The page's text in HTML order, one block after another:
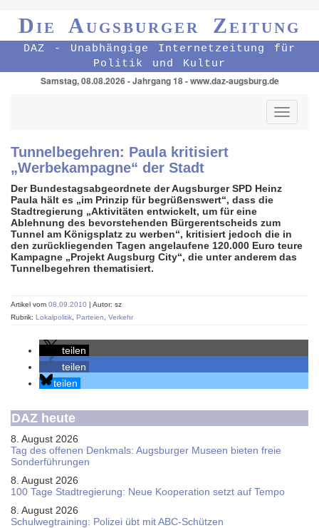
Die Augsburger Zeitung
DAZ - Unabhängige Internetzeitung für
Politik und Kultur
Samstag, 08.08.2026 - Jahrgang 18 - www.daz-augsburg.de
Toggle
Tunnelbegehren: Paula kritisiert
„Werbekampagne“ der Stadt
Der Bundestagsabgeordnete der Augsburger SPD Heinz
Paula hält es „im Prinzip für begrüßenswert“, dass die
Stadtregierung „Aktivitäten entwickelt, um für eine
Ablehnung des bevorstehenden Bürgerentscheids zum
Tunnel am Königsplatz zu werben“, kritisiert jedoch die in
den zurückliegenden Tagen angelaufene 120.000 Euro teure
Kampagne „Projekt Augsburg City“, die unter anderem das
Tunnelbegehren thematisiert.
Artikel vom 08.09.2010 | Autor: sz
Rubrik: Lokalpolitik Parteien Verkehr
teilen
teilen
teilen
DAZ heute
8. August 2026
Tag des offenen Denkmals: Augsburger Museen bieten freie
Sonderführungen
8. August 2026
100 Tage Stadtregierung: Neue Kooperation setzt auf Tempo
8. August 2026
Schul­weg­trai­ning: Poli­zei übt mit ABC-Schüt­zen